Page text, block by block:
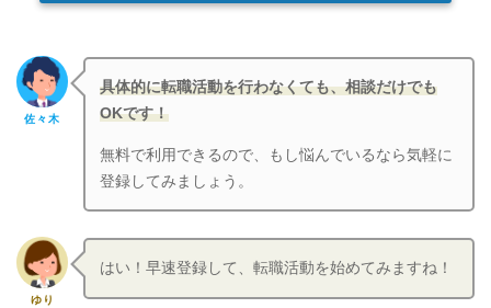
佐々木
具体的に転職活動を行わなくても、相談だけでも
OKです！
無料で利用できるので、もし悩んでいるなら気軽に
登録してみましょう。
ゆり
はい！早速登録して、転職活動を始めてみますね！